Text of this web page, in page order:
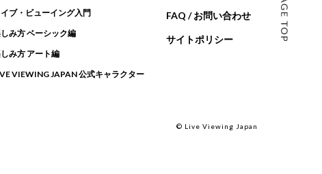
ブ・ビューイング入門
み方 ベーシック編
み方 アート編
VIEWING JAPAN 公式キャラクター
FAQ / お問い合わせ
サイトポリシー
© Live Viewing Japan